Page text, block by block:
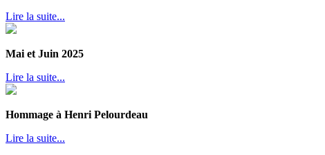
Lire la suite...
Mai et Juin 2025
Lire la suite...
Hommage à Henri Pelourdeau
Lire la suite...